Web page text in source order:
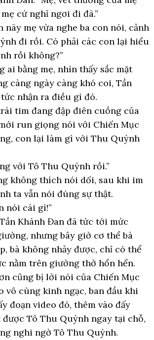
cứ nghỉ ngơi đi đã.”
nãy mẹ vừa nghe ba con nói, cảnh
đi rồi. Có phải các con lại hiểu
rồi không?”
ai bằng mẹ, nhìn thấy sắc mặt
càng ngày càng khó coi, Tần
nhận ra điều gì đó.
tim đang đập điên cuồng của
run giọng nói với Chiến Mục
con lại làm gì với Thu Quỳnh
với Tô Thu Quỳnh rồi.”
không thích nói dối, sau khi im
ta vẫn nói đúng sự thật.
nói cái gì!”
Khánh Đan đã tức tới mức
nhưng bây giờ cơ thể bà
bà không nhảy được, chỉ có thể
nằm trên giường thở hổn hển.
cũng bị lời nói của Chiến Mục
vô cùng kinh ngạc, ban đầu khi
đoạn video đó, thêm vào đấy
được Tô Thu Quỳnh ngay tại chỗ,
nghi ngờ Tô Thu Quỳnh.